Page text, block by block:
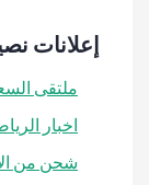
إعلانات
ملتقى
اخبار
شحن من